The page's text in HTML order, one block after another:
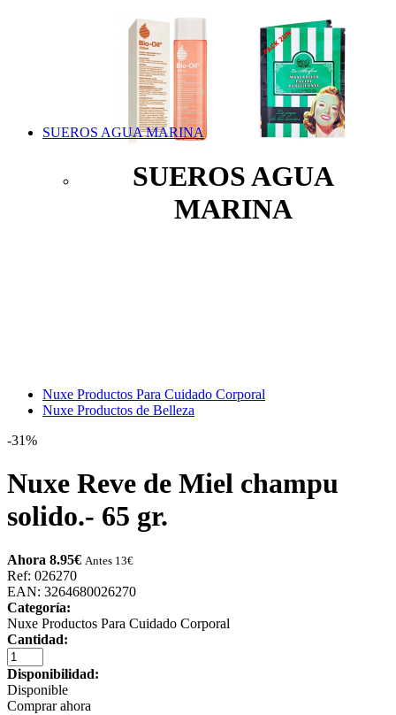
SUEROS AGUA MARINA
SUEROS AGUA
MARINA
Nuxe Productos Para Cuidado Corporal
Nuxe Productos de Belleza
-31%
Nuxe Reve de Miel champu
solido.- 65 gr.
Ahora 8.95€ Antes 13€
Ref: 026270
EAN: 3264680026270
Categoría:
Nuxe Productos Para Cuidado Corporal
Cantidad:
Disponibilidad:
Disponible
Comprar ahora